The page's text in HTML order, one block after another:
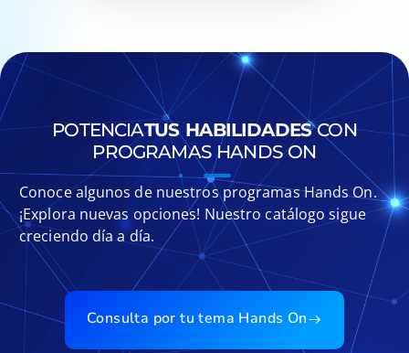
POTENCIATUS HABILIDADESCON
PROGRAMAS HANDS ON​
Conoce algunos de nuestros programas Hands On.
¡Explora nuevas opciones! Nuestro catálogo sigue
creciendo día a día.
Consulta por tu tema Hands On